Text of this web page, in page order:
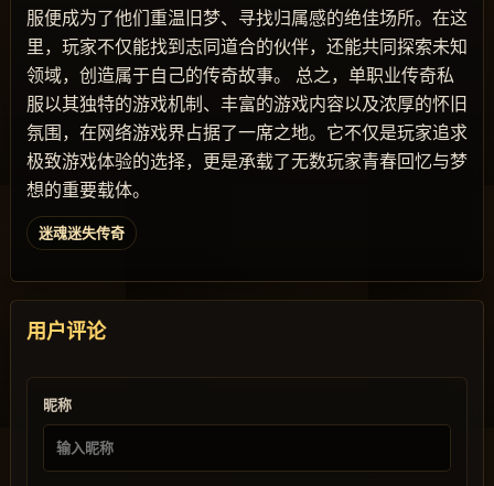
服便成为了他们重温旧梦、寻找归属感的绝佳场所。在这
里，玩家不仅能找到志同道合的伙伴，还能共同探索未知
领域，创造属于自己的传奇故事。 总之，单职业传奇私
服以其独特的游戏机制、丰富的游戏内容以及浓厚的怀旧
氛围，在网络游戏界占据了一席之地。它不仅是玩家追求
极致游戏体验的选择，更是承载了无数玩家青春回忆与梦
想的重要载体。
迷魂迷失传奇
用户评论
昵称